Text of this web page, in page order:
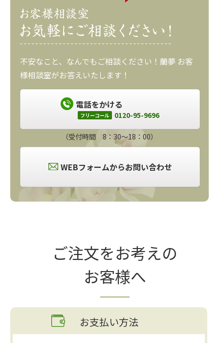
不安なこと、なんでもご相談ください！蘭夢 お客
様相談室がお答えいたします！
電話をかける
フリーコール 0120-95-9696
（受付時間 8：30～18：00）
WEBフォームからお問い合わせ
ご注文をお考えの
お客様へ
お支払い方法